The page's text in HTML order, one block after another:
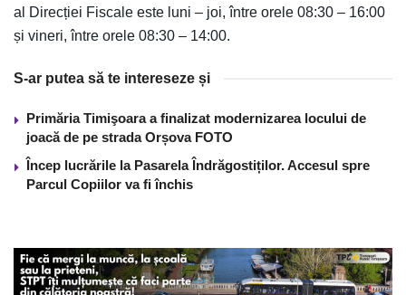
al Direcției Fiscale este luni – joi, între orele 08:30 – 16:00
și vineri, între orele 08:30 – 14:00.
S-ar putea să te intereseze și
Primăria Timişoara a finalizat modernizarea locului de
joacă de pe strada Orșova FOTO
Încep lucrările la Pasarela Îndrăgostiților. Accesul spre
Parcul Copiilor va fi închis